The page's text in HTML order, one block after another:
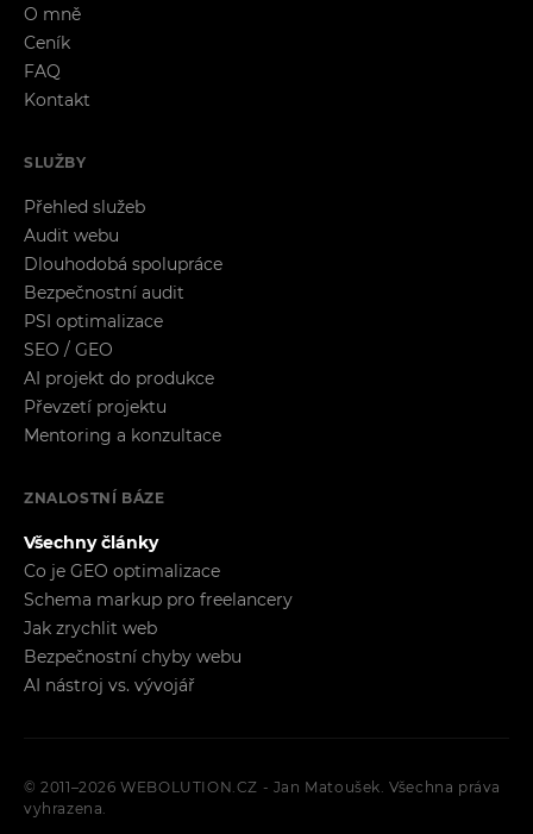
O mně
Ceník
FAQ
Kontakt
SLUŽBY
Přehled služeb
Audit webu
Dlouhodobá spolupráce
Bezpečnostní audit
PSI optimalizace
SEO / GEO
AI projekt do produkce
Převzetí projektu
Mentoring a konzultace
ZNALOSTNÍ BÁZE
Všechny články
Co je GEO optimalizace
Schema markup pro freelancery
Jak zrychlit web
Bezpečnostní chyby webu
AI nástroj vs. vývojář
© 2011–2026 WEBOLUTION.CZ - Jan Matoušek. Všechna práva
vyhrazena.